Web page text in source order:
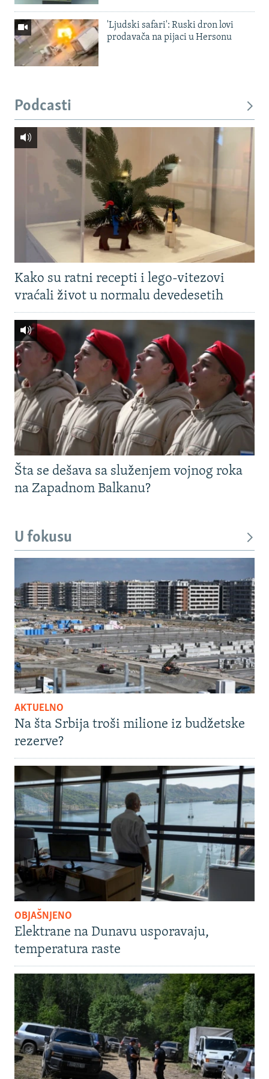
'Ljudski safari': Ruski dron lovi
prodavača na pijaci u Hersonu
Podcasti
Kako su ratni recepti i lego-vitezovi
vraćali život u normalu devedesetih
Šta se dešava sa služenjem vojnog roka
na Zapadnom Balkanu?
U fokusu
AKTUELNO
Na šta Srbija troši milione iz budžetske
rezerve?
OBJAŠNJENO
Elektrane na Dunavu usporavaju,
temperatura raste